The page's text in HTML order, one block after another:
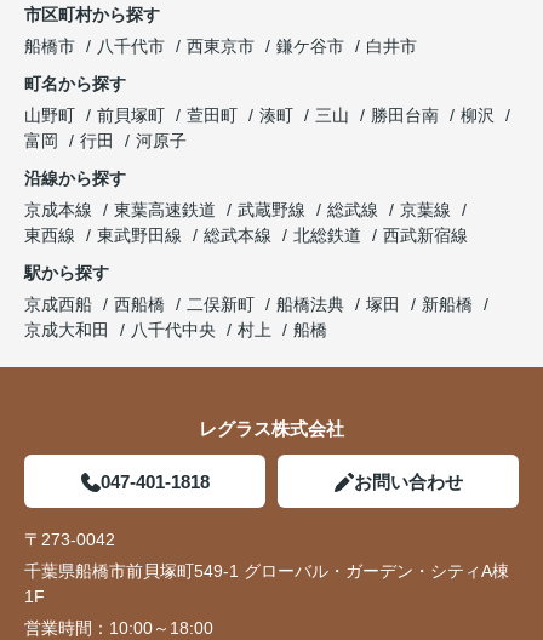
市区町村から探す
船橋市
八千代市 西東京市 鎌ケ谷市
白井市
町名から探す
山野町
前貝塚町 萱田町 湊町 三山 勝田台南
柳沢
富岡
行田
河原子
沿線から探す
京成本線
東葉高速鉄道 武蔵野線 総武線
京葉線
東西線
東武野田線 総武本線 北総鉄道
西武新宿線
駅から探す
京成西船
西船橋 二俣新町 船橋法典 塚田
新船橋
京成大和田
八千代中央 村上 船橋
レグラス株式会社
047-401-1818 お問い合わせ
〒273-0042
千葉県船橋市前貝塚町549-1 グローバル・ガーデン・シティA棟
1F
営業時間： 10:00～18:00